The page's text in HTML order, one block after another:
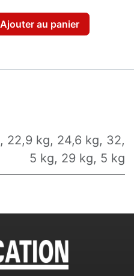
Ajouter au panier
, 22,9 kg, 24,6 kg, 32,
5 kg, 29 kg, 5 kg